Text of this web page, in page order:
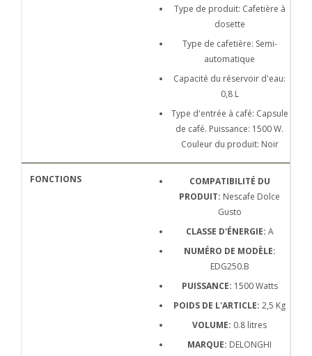
Type de produit: Cafetière à
dosette
Type de cafetière: Semi-
automatique
Capacité du réservoir d'eau:
0,8 L
Type d'entrée à café: Capsule
de café. Puissance: 1500 W.
Couleur du produit: Noir
COMPATIBILITÉ DU
PRODUIT: Nescafe Dolce
Gusto
CLASSE D'ÉNERGIE: A
NUMÉRO DE MODÈLE:
EDG250.B
PUISSANCE: 1500 Watts
POIDS DE L'ARTICLE: 2,5 Kg
VOLUME: 0.8 litres
MARQUE: DELONGHI